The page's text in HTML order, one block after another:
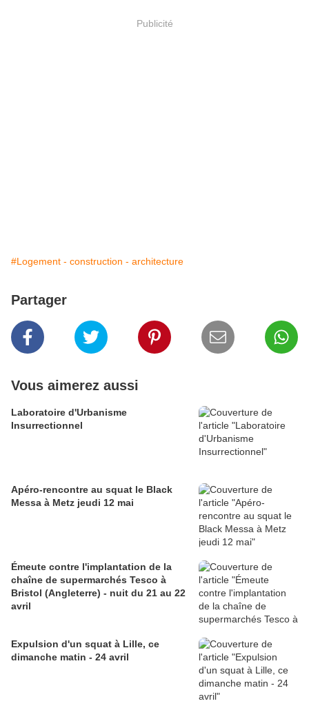
Publicité
#Logement - construction - architecture
Partager
Vous aimerez aussi
Laboratoire d'Urbanisme
Insurrectionnel
Apéro-rencontre au squat le Black
Messa à Metz jeudi 12 mai
Émeute contre l'implantation de la
chaîne de supermarchés Tesco à
Bristol (Angleterre) - nuit du 21 au 22
avril
Expulsion d'un squat à Lille, ce
dimanche matin - 24 avril